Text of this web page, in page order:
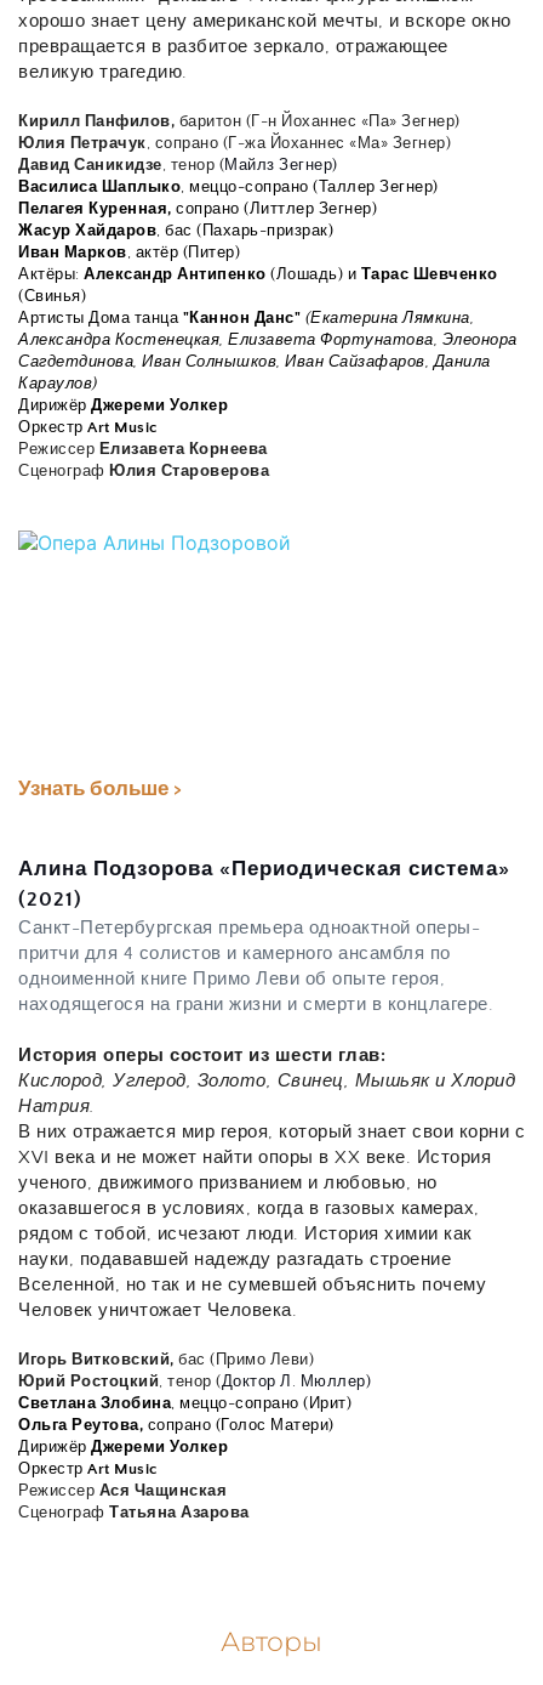
хорошо знает цену американской мечты, и вскоре окно
превращается в разбитое зеркало, отражающее
великую трагедию.
Кирилл Панфилов, баритон (Г-н Йоханнес «Па» Зегнер)
Юлия Петрачук, сопрано (Г-жа Йоханнес «Ма» Зегнер)
Давид Саникидзе, тенор ( Майлз Зегнер)
Василиса Шаплыко, меццо-сопрано (Таллер Зегнер)
Пелагея Куренная, сопрано (Литтлер Зегнер)
Жасур Хайдаров, бас (Пахарь-призрак)
Иван Марков, актёр (Питер)
Актёры: Александр Антипенко (Лошадь) и
(Свинья)
Артисты Дома танца "Каннон Данс" (Екатерина Лямкина,
Александра Костенецкая, Елизавета Фортунатова, Элеонора
Сагдетдинова, Иван Солнышков, Иван Сайзафаров, Данила
Караулов)
Дирижёр Джереми Уолкер
Оркестр Art Music
Режиссер Елизавета Корнеева
Сценограф Юлия Староверова
Узнать больше >
Алина Подзорова «Периодическая система»
(2021)
Санкт-Петербургская премьера одноактной оперы-
притчи для 4 солистов и камерного ансамбля по
одноименной книге Примо Леви об опыте героя,
находящегося на грани жизни и смерти в концлагере.
История оперы состоит из шести глав:
Кислород, Углерод, Золото, Свинец, Мышьяк и Хлорид
Натрия.
В них отражается мир героя, который знает свои корни с
XVI века и не может найти опоры в XX веке. История
ученого, движимого призванием и любовью, но
оказавшегося в условиях, когда в газовых камерах,
рядом с тобой, исчезают люди. История химии как
науки, подававшей надежду разгадать строение
Вселенной, но так и не сумевшей объяснить почему
Человек уничтожает Человека.
Игорь Витковский, бас (Примо Леви)
Юрий Ростоцкий, тенор (Доктор Л. Мюллер)
Светлана Злобина, меццо-сопрано (Ирит)
Ольга Реутова, сопрано (Голос Матери)
Дирижёр Джереми Уолкер
Оркестр Art Music
Режиссер Ася Чащинская
Сценограф Татьяна Азарова
Авторы